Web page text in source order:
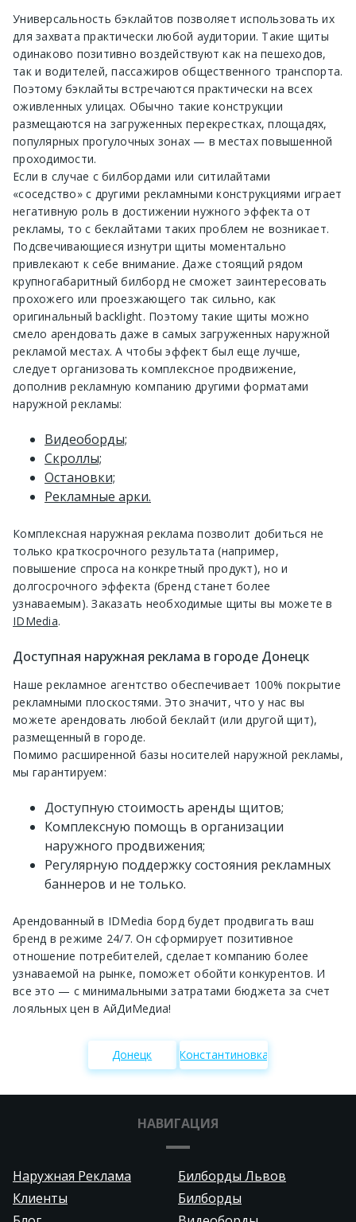
Универсальность бэклайтов позволяет использовать их
для захвата практически любой аудитории. Такие щиты
одинаково позитивно воздействуют как на пешеходов,
так и водителей, пассажиров общественного транспорта.
Поэтому бэклайты встречаются практически на всех
оживленных улицах. Обычно такие конструкции
размещаются на загруженных перекрестках, площадях,
популярных прогулочных зонах — в местах повышенной
проходимости.
Если в случае с билбордами или ситилайтами
«соседство» с другими рекламными конструкциями играет
негативную роль в достижении нужного эффекта от
рекламы, то с беклайтами таких проблем не возникает.
Подсвечивающиеся изнутри щиты моментально
привлекают к себе внимание. Даже стоящий рядом
крупногабаритный билборд не сможет заинтересовать
прохожего или проезжающего так сильно, как
оригинальный backlight. Поэтому такие щиты можно
смело арендовать даже в самых загруженных наружной
рекламой местах. А чтобы эффект был еще лучше,
следует организовать комплексное продвижение,
дополнив рекламную компанию другими форматами
наружной рекламы:
Видеоборды;
Скроллы;
Остановки;
Рекламные арки.
Комплексная наружная реклама позволит добиться не
только краткосрочного результата (например,
повышение спроса на конкретный продукт), но и
долгосрочного эффекта (бренд станет более
узнаваемым). Заказать необходимые щиты вы можете в
IDMedia.
Доступная наружная реклама в городе Донецк
Наше рекламное агентство обеспечивает 100% покрытие
рекламными плоскостями. Это значит, что у нас вы
можете арендовать любой беклайт (или другой щит),
размещенный в городе.
Помимо расширенной базы носителей наружной рекламы,
мы гарантируем:
Доступную стоимость аренды щитов;
Комплексную помощь в организации
наружного продвижения;
Регулярную поддержку состояния рекламных
баннеров и не только.
Арендованный в IDMedia борд будет продвигать ваш
бренд в режиме 24/7. Он сформирует позитивное
отношение потребителей, сделает компанию более
узнаваемой на рынке, поможет обойти конкурентов. И
все это — с минимальными затратами бюджета за счет
лояльных цен в АйДиМедиа!
Донецк Константиновка
НАВИГАЦИЯ
Наружная Реклама
Билборды Львов
Клиенты
Билборды